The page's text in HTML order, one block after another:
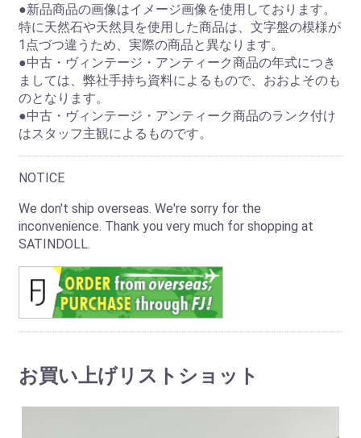
●新品商品の画像はイメージ画像を使用しております。
特に天然石や天然貝を使用した商品は、文字盤の模様が
1点づつ違うため、実際の商品と異なります。
●中古・ヴィンテージ・アンティーク商品の年式につき
ましては、弊社手持ち資料によるもので、おおよそのも
のとなります。
●中古・ヴィンテージ・アンティーク商品のランク付け
はスタッフ主観によるものです。
NOTICE
We don't ship overseas. We're sorry for the
inconvenience. Thank you very much for shopping at
SATINDOLL.
お買い上げリストショット